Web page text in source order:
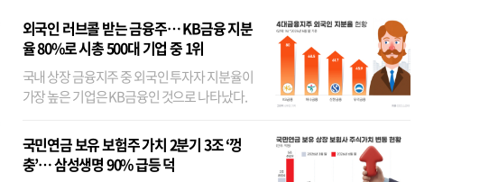
외국인 러브콜 받는 금융주… KB금융 지분
율 80%로 시총 500대 기업 중 1위
국내 상장 금융지주 중 외국인 투자자 지분율이
가장 높은 기업은 KB금융인 것으로 나타났다.
융이었다. 특히 KB금융은 지난달 말 기준 해외
기관투자자 지분율이...
국민연금 보유 보험주 가치 2분기 3조 ‘껑
충’… 삼성생명 90% 급등 덕